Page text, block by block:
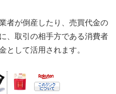
者が倒産したり、売買代金の
、取引の相手方である消費者
として活用されます。